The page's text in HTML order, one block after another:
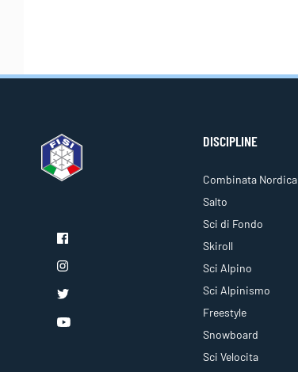
DISCIPLINE
Combinata Nordica
Salto
Sci di Fondo
Skiroll
Sci Alpino
Sci Alpinismo
Freestyle
Snowboard
Sci Velocita